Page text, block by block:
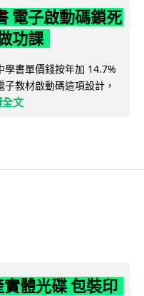
電子啟動碼鎖死
功課
書單價錢按年加 14.7%
教材啟動碼這項設計，
文
體光碟 包裝印